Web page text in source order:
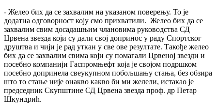
- Желео бих да се захвалим на указаном поверењу. То је
додатна одговорност коју смо прихватили. Желео бих да се
захвалим свим досадашњим члановима руководства СД
Црвена звезда који су дали свој допринос у раду Спортског
друштва и чији је рад уткан у све ове резултате. Такође желео
бих да се захвалим свима који су помагали Црвеној звезди и
посебно компанији Гаспромњефт која је својом подршком
посебно допринела свеукупном побољшању стања, без обзира
што то стање није онакво какво би ми желели, истакао је
председник Скупштине СД Црвена звезда проф. др Петар
Шкундрић.